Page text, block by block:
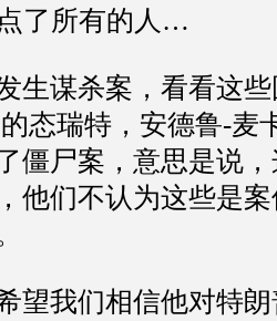
了所有的人…
生谋杀案，看看这
态瑞特，安德鲁-
僵尸案，意思是说
他们不认为这些是
望我们相信他对特